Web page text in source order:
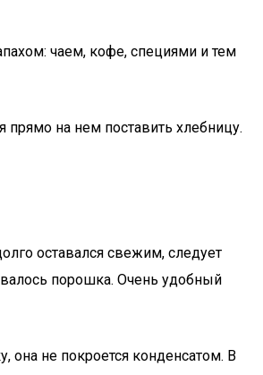
чаем, кофе, специями и тем
прямо на нем поставить хлебницу.
оставался свежим, следует
порошка. Очень удобный
она не покроется конденсатом. В